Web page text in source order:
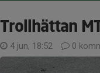
Trollhättan
4 jun, 18:52 0